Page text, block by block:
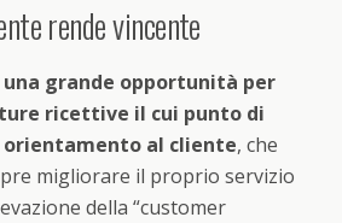
rende vincente
grande opportunità per
ricettive il cui punto di
orientamento al cliente, che
migliorare il proprio servizio
della “customer